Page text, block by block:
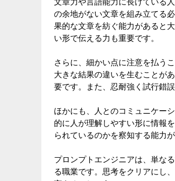
の余地がない文章を組み立てる
果的な文章を紡ぐ能力があると
い形で伝える力も重要です。
さらに、細かい点に注意を払う
大きな結果の違いを生むことが
要です。また、忍耐強く試行錯
ほかにも、人とのコミュニケー
的に人が理解しやすい形に情報
られているのかを察知する能力
プロンプトエンジニアは、単な
る職業です。思考をクリアにし